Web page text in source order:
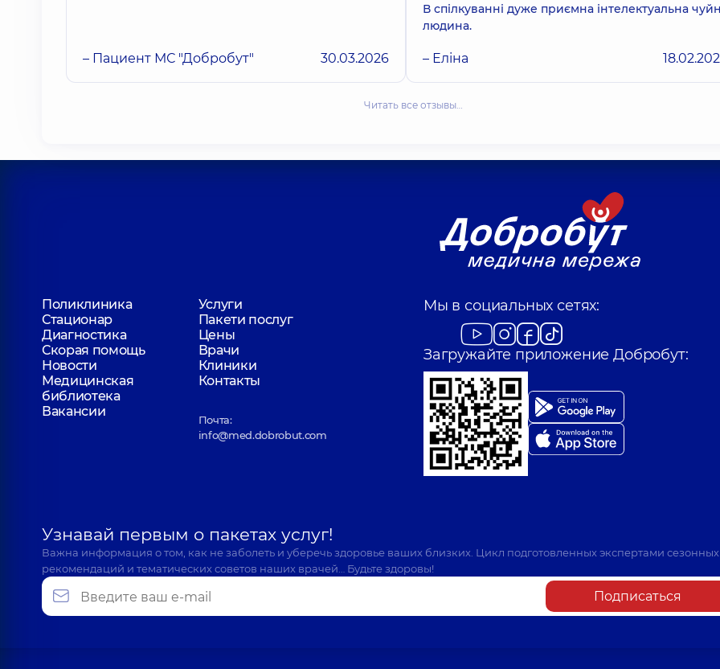
– Пациент МС "Добробут" 30.03.2026
В спілкуванні дуже приємна інтелектуальна
людина.
– Еліна
Читать все отзывы…
Поликлиника
Услуги
Стационар
Пакети послуг
Диагностика
Цены
Скорая помощь
Врачи
Новости
Клиники
Медицинская
библиотека
Контакты
Вакансии
Почта:
info@med.dobrobut.com
Мы в социальных сетях:
Загружайте приложение Добробут:
Узнавай первым о пакетах услуг!
Важна информация о том, как не заболеть и уберечь здоровье ваших близких. Цикл подготовленных экспертами сезонных
рекомендаций и тематических советов наших врачей… Будьте здоровы!
Подписаться